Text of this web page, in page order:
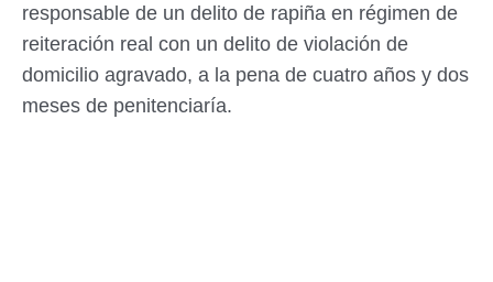
responsable de un delito de rapiña en régimen de
reiteración real con un delito de violación de
domicilio agravado, a la pena de cuatro años y dos
meses de penitenciaría.